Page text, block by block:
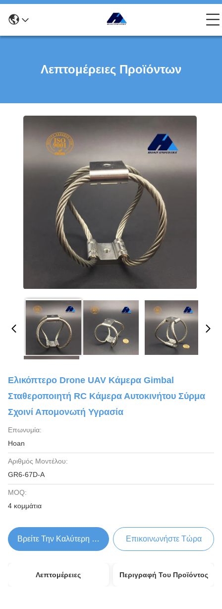
Λεπτομέρειες Προϊόντων
Ελικόπτερο Drone UAV Κάμερα Gimbal
Σταθεροποιητή RC Κάμερα Αυτοκινήτου Σύρμα
Σχοινί Απομονωτή Υγρασία
Επωνυμία:
Hoan
Αριθμός Μοντέλου:
GR6-67D-A
MOQ:
4 κομμάτια
Βρείτε Την Καλύτερη Τιμή Επικοινωνήστε Τώρα
Λεπτομέρειες Περιγραφή Του Προϊόντος